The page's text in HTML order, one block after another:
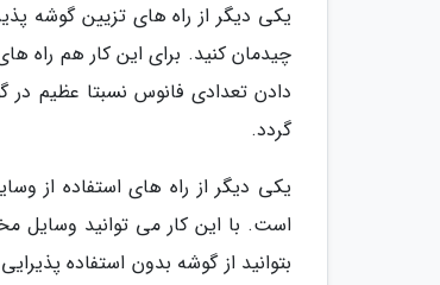
یکی دیگر از راه های تزیین گوشه
چیدمان کنید. برای این کار هم راه
دادن تعدادی فانوس نسبتا عظیم
گردد.
یکی دیگر از راه های استفاده از
است. با این کار می توانید وسایل
بتوانید از گوشه بدون استفاده